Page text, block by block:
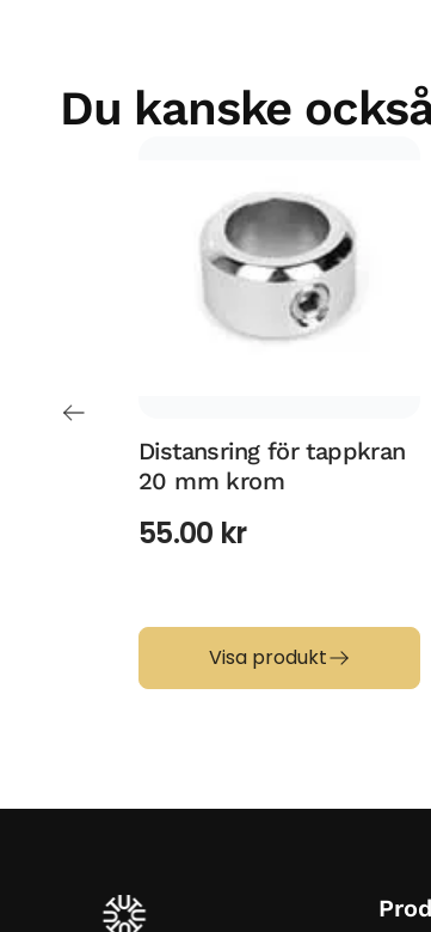
Du kanske
Distansring för tappkran
20 mm krom
55.00 kr
Visa produkt